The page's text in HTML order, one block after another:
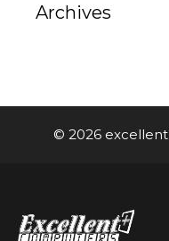
Archives
© 2026 excellent